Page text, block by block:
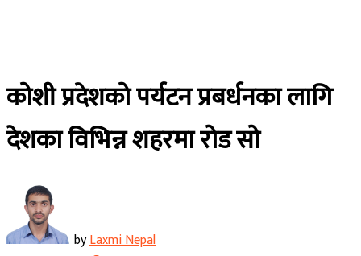
कोशी प्रदेशको पर्यटन प्रबर्धनका लागि
देशका विभिन्न शहरमा रोड सो
byLaxmi Nepal